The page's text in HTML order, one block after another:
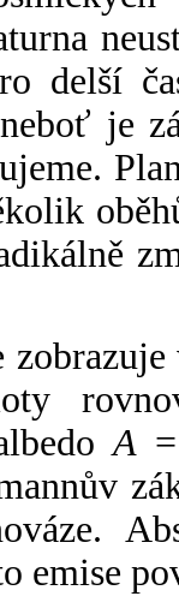
delší
je
A
emise